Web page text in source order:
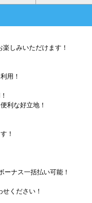
しみいただけます！
用！
利な好立地！
！
ナス一括払い可能！
ください！